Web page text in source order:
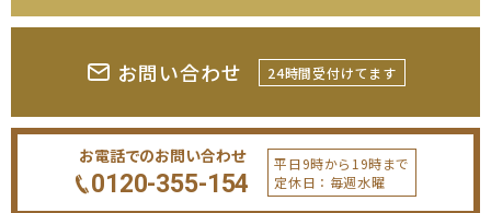
お問い合わせ 24時間受付けてます
お電話でのお問い合わせ
0120-355-154
平日9時から19時まで
定休日：毎週水曜